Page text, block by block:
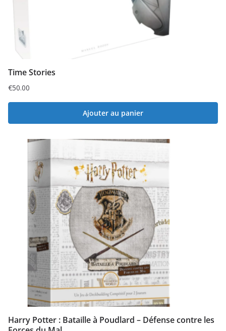
Time Stories
€50.00
Ajouter au panier
Harry Potter : Bataille à Poudlard – Défense contre les